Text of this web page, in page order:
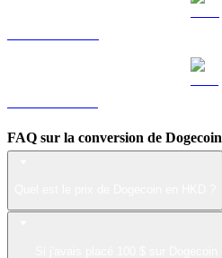
FAQ sur la conversion de Dogecoin